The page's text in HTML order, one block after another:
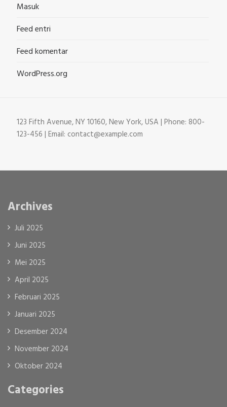
Masuk
Feed entri
Feed komentar
WordPress.org
123 Fifth Avenue, NY 10160, New York, USA | Phone: 800-
123-456 | Email: contact@example.com
Archives
Juli 2025
Juni 2025
Mei 2025
April 2025
Februari 2025
Januari 2025
Desember 2024
November 2024
Oktober 2024
Categories